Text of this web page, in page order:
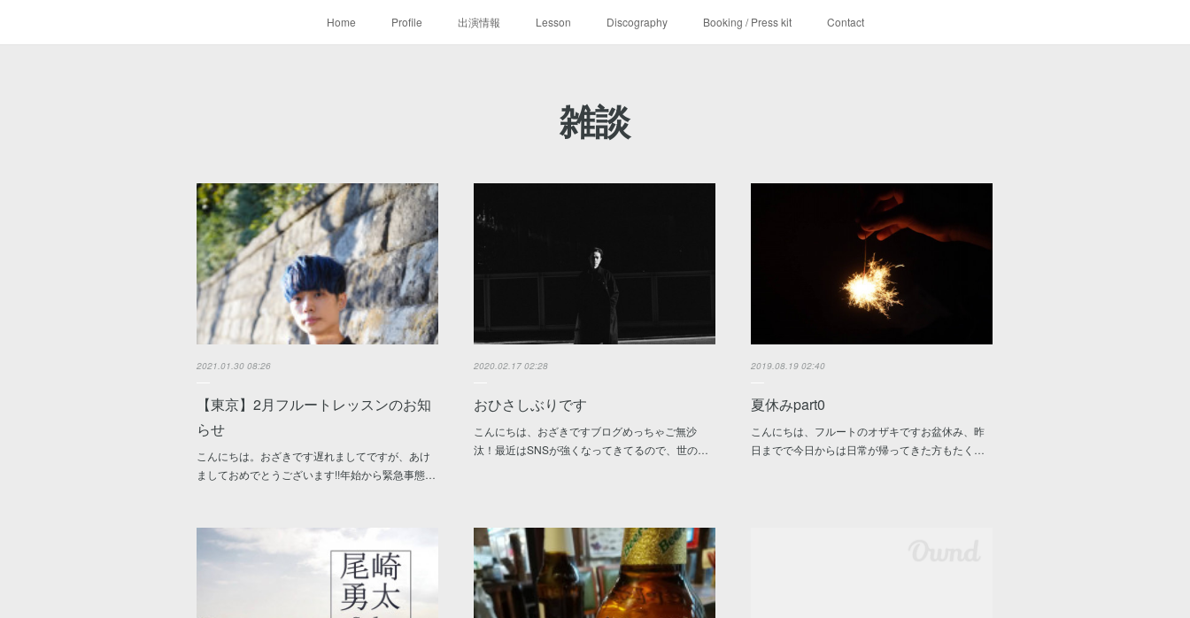
Home Profile 出演情報 Lesson Discography Booking / Press kit Contact
雑談
2021.01.30 08:26
【東京】2月フルートレッスンのお知
らせ
こんにちは。おざきです遅れましてですが、あけ
ましておめでとうございます!!年始から緊急事態…
2020.02.17 02:28
おひさしぶりです
こんにちは、おざきですブログめっちゃご無沙
汰！最近はSNSが強くなってきてるので、世の…
2019.08.19 02:40
夏休みpart0
こんにちは、フルートのオザキですお盆休み、昨
日までで今日からは日常が帰ってきた方もたく…